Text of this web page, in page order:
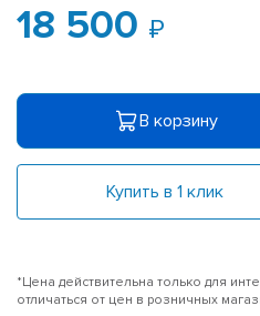
18 500
В корзину
Купить в 1 клик
*Цена действительна только для
отличаться от цен в розничных